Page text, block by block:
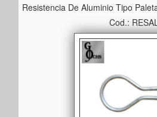
Resistencia De Aluminio Tipo
Cod.: